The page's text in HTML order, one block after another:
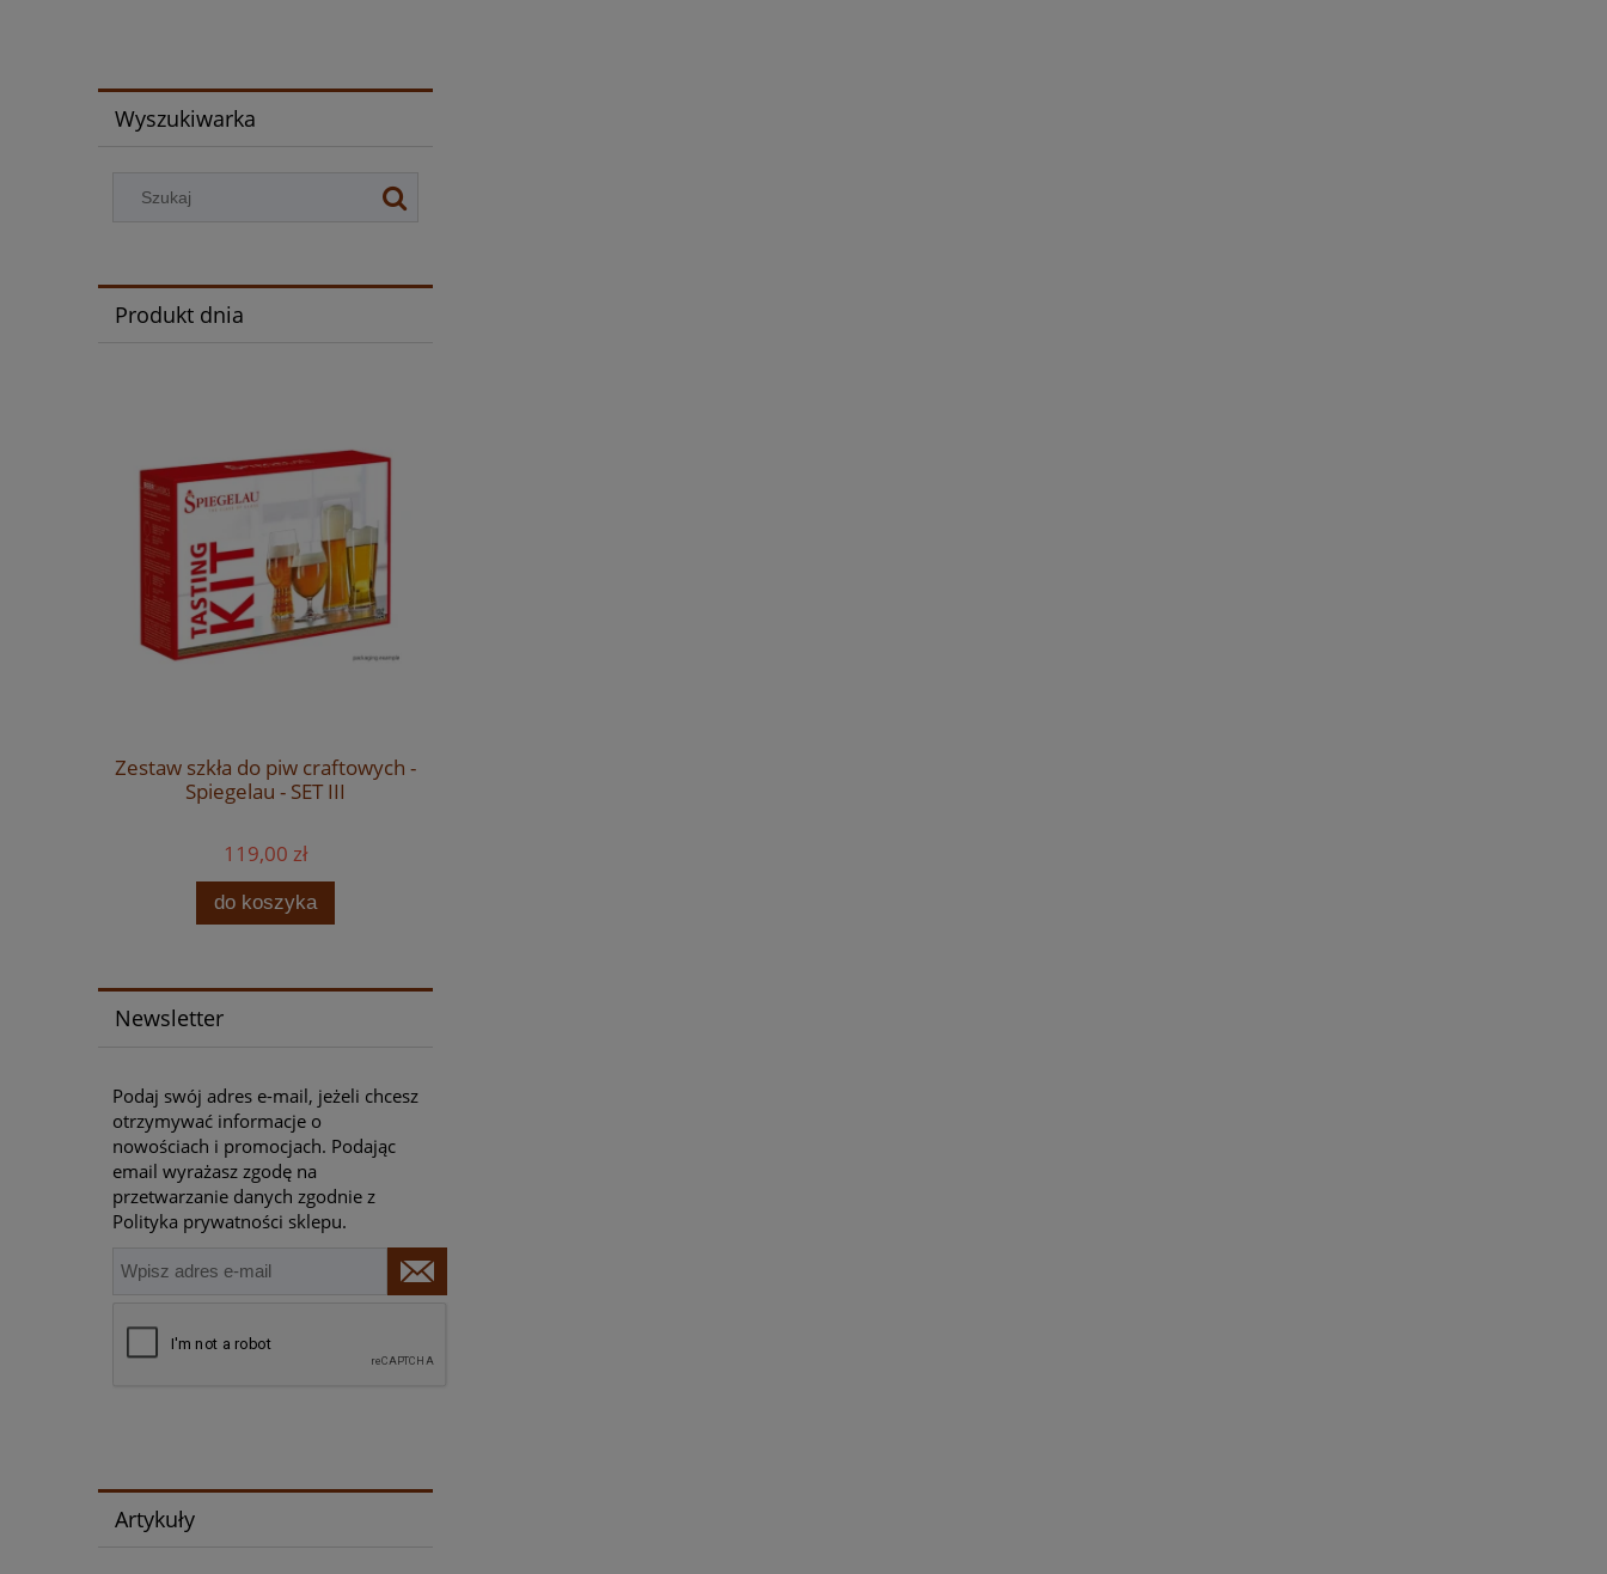
Wyszukiwarka
Produkt dnia
Zestaw szkła do piw craftowych -
Spiegelau - SET III
119,00 zł
do koszyka
Newsletter
Podaj swój adres e-mail, jeżeli chcesz
otrzymywać informacje o
nowościach i promocjach. Podając
email wyrażasz zgodę na
przetwarzanie danych zgodnie z
Polityka prywatności sklepu.
Artykuły